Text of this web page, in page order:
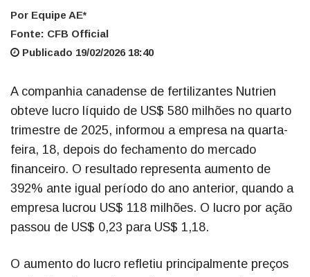
Por Equipe AE*
Fonte: CFB Official
Publicado 19/02/2026 18:40
A companhia canadense de fertilizantes Nutrien
obteve lucro líquido de US$ 580 milhões no quarto
trimestre de 2025, informou a empresa na quarta-
feira, 18, depois do fechamento do mercado
financeiro. O resultado representa aumento de
392% ante igual período do ano anterior, quando a
empresa lucrou US$ 118 milhões. O lucro por ação
passou de US$ 0,23 para US$ 1,18.
O aumento do lucro refletiu principalmente preços